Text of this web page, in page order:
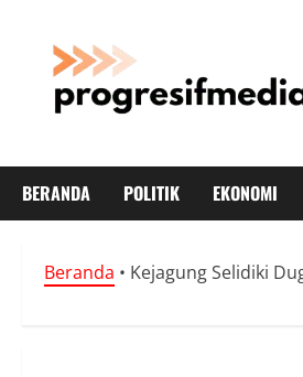
content
BERANDA POLITIK EKONOMI
Beranda • Kejagung Selidiki